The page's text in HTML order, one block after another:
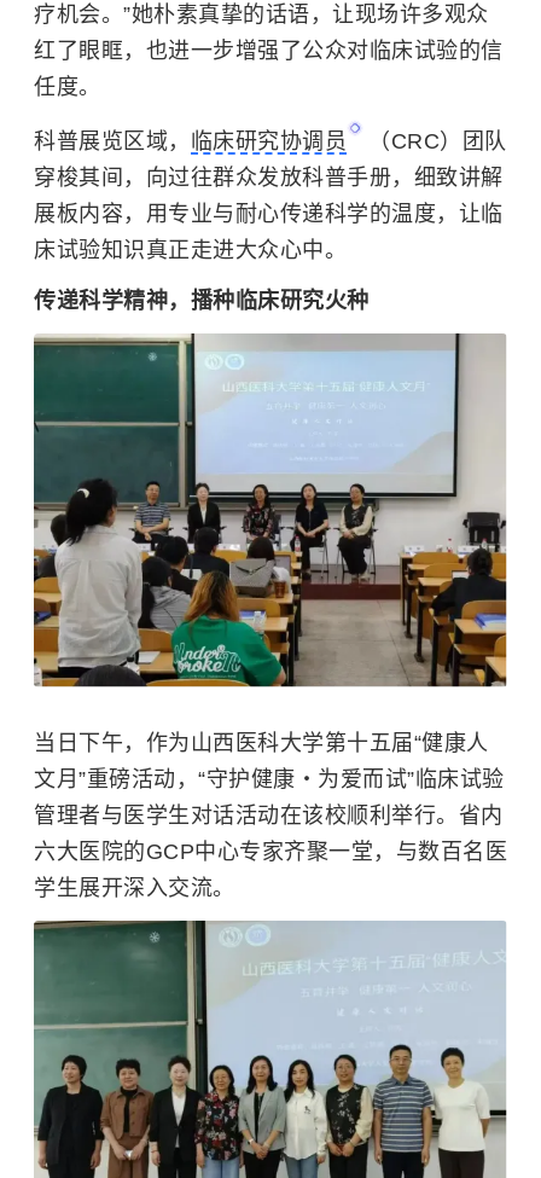
疗机会。”她朴素真挚的话语，让现场许多观众
红了眼眶，也进一步增强了公众对临床试验的信
任度。
科普展览区域， 临床研究协调员
（CRC）团队
穿梭其间，向过往群众发放科普手册，细致讲解
展板内容，用专业与耐心传递科学的温度，让临
床试验知识真正走进大众心中。
传递科学精神，播种临床研究火种
当日下午，作为山西医科大学第十五届“健康人
文月”重磅活动，“守护健康・为爱而试”临床试验
管理者与医学生对话活动在该校顺利举行。省内
六大医院的GCP中心专家齐聚一堂，与数百名医
学生展开深入交流。